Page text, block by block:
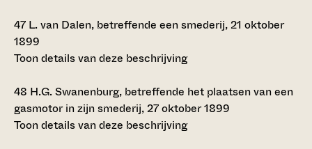
47 L. van Dalen, betreffende een smederij, 21 oktober
1899
Toon details van deze beschrijving
48 H.G. Swanenburg, betreffende het plaatsen van een
gasmotor in zijn smederij, 27 oktober 1899
Toon details van deze beschrijving